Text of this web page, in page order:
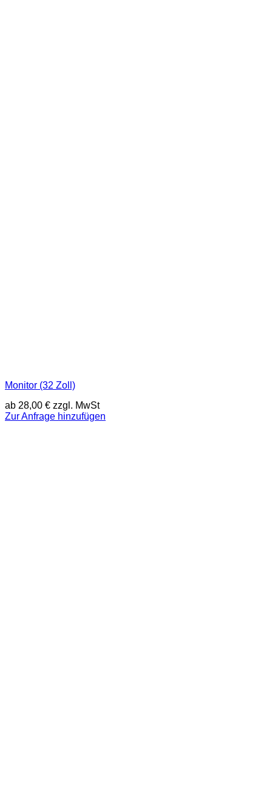
Monitor (32 Zoll)
ab 28,00 € zzgl. MwSt
Zur Anfrage hinzufügen